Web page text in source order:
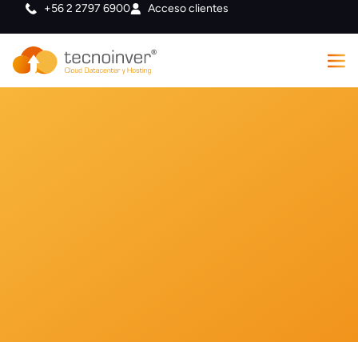
+56 2 2797 6900 Acceso clientes